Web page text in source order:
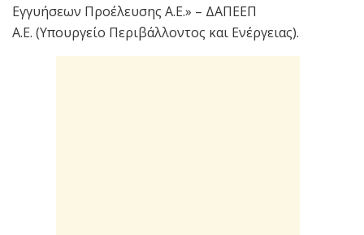
Εγγυήσεων Προέλευσης Α.Ε.» – ΔΑΠΕΕΠ
Α.Ε. (Υπουργείο Περιβάλλοντος και Ενέργειας).